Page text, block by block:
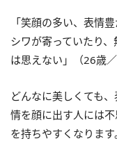
「笑顔の多い、表情
シワが寄っていたり
は思えない」（26歳／
どんなに美しくても
情を顔に出す人には
を持ちやすくなります